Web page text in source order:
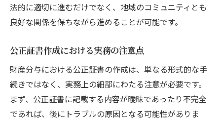
法的に適切に進むだけでなく、地域のコミュニティとも
良好な関係を保ちながら進めることが可能です。
公正証書作成における実務の注意点
財産分与における公正証書の作成は、単なる形式的な手
続きではなく、実務上の細部にわたる注意が必要です。
まず、公正証書に記載する内容が曖昧であったり不完全
であれば、後にトラブルの原因となる可能性がありま